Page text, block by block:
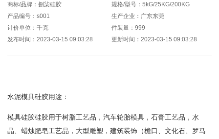
商标/品牌：捌柒硅胶
规格/型号：5kG/25KG/200KG
产品编号：s001
生产企业：广东东莞
计价单位：千克
件装量：999
发布时间：2023-03-15 09:03:28
更新时间：2023-03-15 09:03:28
水泥模具硅胶用途：
模具硅胶硅胶用于树脂工艺品，汽车轮胎模具，石膏工艺品，水
晶、蜡烛肥皂工艺品，大型雕塑，建筑装饰（檐口、文化石、罗马